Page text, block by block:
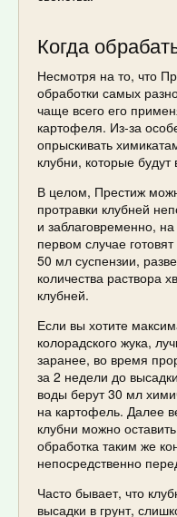
Когда
Несмотря на то, что
обработки самых
чаще всего его
картофеля. Из-за
опрыскивать
клубни, которые будут
В целом, Престиж
протравки клубней
и заблаговременно,
первом случае
50 мл суспензии,
количества раствора
клубней.
Если вы хотите
колорадского жука,
заранее, во время
за 2 недели до
воды берут 30 мл
на картофель. Далее
клубни можно
обработка таким же
непосредственно
Часто бывает, что
высадки в грунт,